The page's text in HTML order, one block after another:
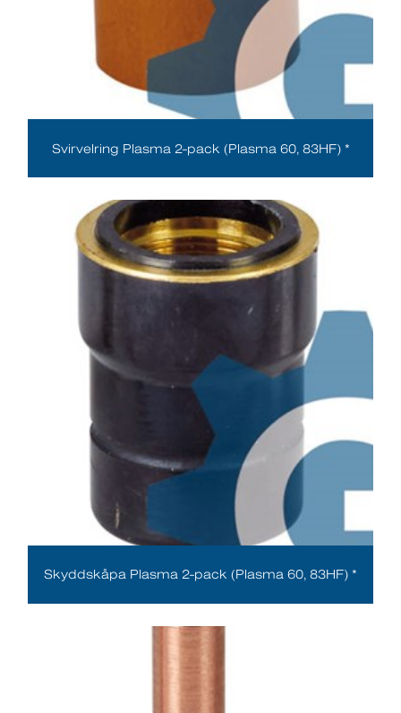
Svirvelring Plasma 2-pack (Plasma 60, 83HF) *
Skyddskåpa Plasma 2-pack (Plasma 60, 83HF) *